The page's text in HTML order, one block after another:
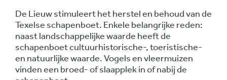
De Lieuw stimuleert het herstel en behoud van de
Texelse schapenboet. Enkele belangrijke reden:
naast landschappelijke waarde heeft de
schapenboet cultuurhistorische-, toeristische-
en natuurlijke waarde. Vogels en vleermuizen
vinden een broed- of slaapplek in of nabij de